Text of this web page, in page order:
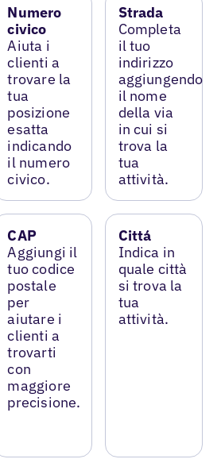
Numero
civico
Aiuta i
clienti a
trovare la
tua
posizione
esatta
indicando
il numero
civico.
Strada
Completa
il tuo
indirizzo
aggiungendo
il nome
della via
in cui si
trova la
tua
attività.
CAP
Aggiungi il
tuo codice
postale
per
aiutare i
clienti a
trovarti
con
maggiore
precisione.
Cittá
Indica in
quale città
si trova la
tua
attività.